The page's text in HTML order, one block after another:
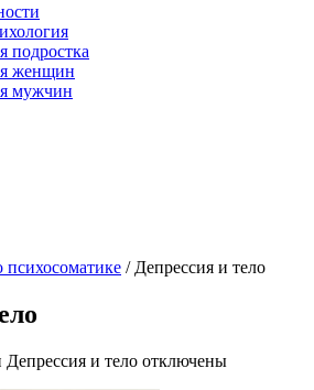
подростка
женщин
мужчин
психосоматике / Депрессия и тело
Депрессия и тело отключены